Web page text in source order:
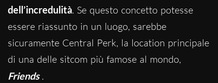
dell’incredulità. Se questo concetto potesse
essere riassunto in un luogo, sarebbe
sicuramente Central Perk, la location principale
di una delle sitcom più famose al mondo,
Friends .